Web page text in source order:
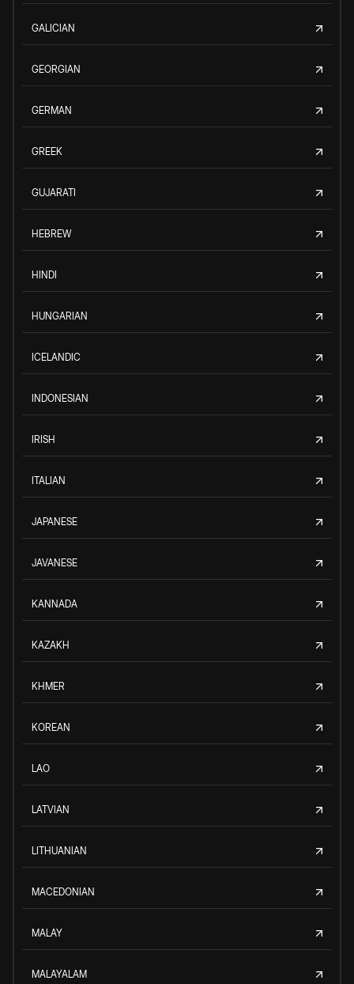
GALICIAN
GEORGIAN
GERMAN
GREEK
GUJARATI
HEBREW
HINDI
HUNGARIAN
ICELANDIC
INDONESIAN
IRISH
ITALIAN
JAPANESE
JAVANESE
KANNADA
KAZAKH
KHMER
KOREAN
LAO
LATVIAN
LITHUANIAN
MACEDONIAN
MALAY
MALAYALAM